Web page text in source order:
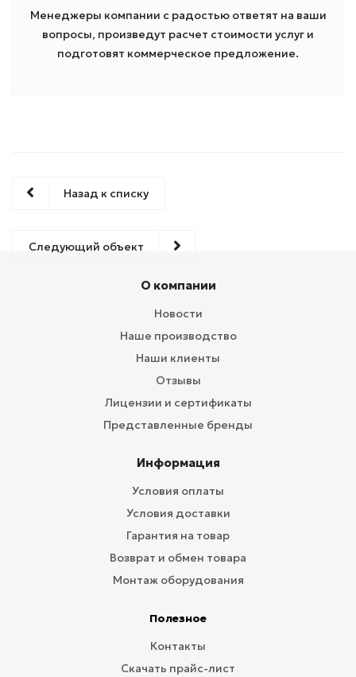
Менеджеры компании с радостью ответят на ваши
вопросы, произведут расчет стоимости услуг и
подготовят коммерческое предложение.
Назад к списку
Следующий объект
О компании
Новости
Наше производство
Наши клиенты
Отзывы
Лицензии и сертификаты
Представленные бренды
Информация
Условия оплаты
Условия доставки
Гарантия на товар
Возврат и обмен товара
Монтаж оборудования
Полезное
Контакты
Скачать прайс-лист